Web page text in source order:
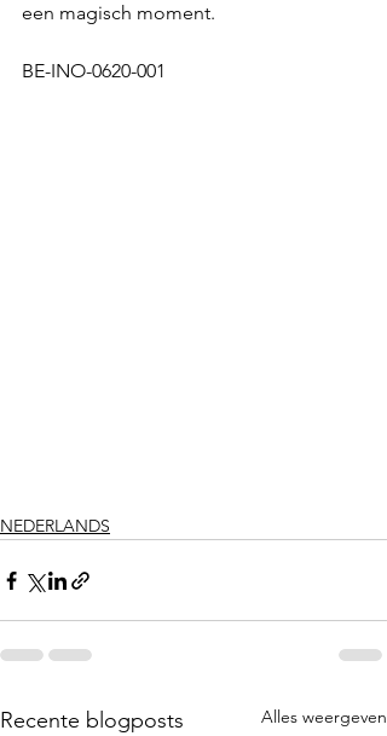
een magisch moment.
BE-INO-0620-001
NEDERLANDS
Recente blogposts Alles weergeven